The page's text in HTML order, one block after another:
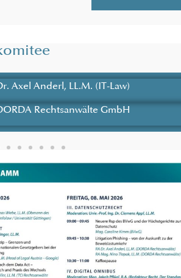
Axel Anderl, LL.M. (IT-Law)
Rechtsanwälte GmbH